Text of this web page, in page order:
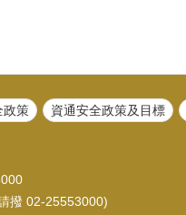
政策 資通安全政策及目標
撥 02-25553000)